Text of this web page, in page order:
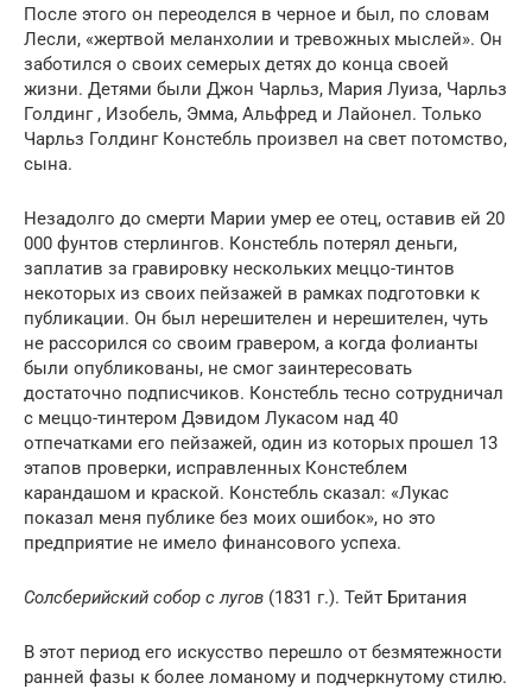
После этого он переоделся в черное и был, по словам
Лесли, «жертвой меланхолии и тревожных мыслей». Он
заботился о своих семерых детях до конца своей
жизни. Детями были Джон Чарльз, Мария Луиза, Чарльз
Голдинг , Изобель, Эмма, Альфред и Лайонел. Только
Чарльз Голдинг Констебль произвел на свет потомство,
сына.
Незадолго до смерти Марии умер ее отец, оставив ей 20
000 фунтов стерлингов. Констебль потерял деньги,
заплатив за гравировку нескольких меццо-тинтов
некоторых из своих пейзажей в рамках подготовки к
публикации. Он был нерешителен и нерешителен, чуть
не рассорился со своим гравером, а когда фолианты
были опубликованы, не смог заинтересовать
достаточно подписчиков. Констебль тесно сотрудничал
с меццо-тинтером Дэвидом Лукасом над 40
отпечатками его пейзажей, один из которых прошел 13
этапов проверки, исправленных Констеблем
карандашом и краской. Констебль сказал: «Лукас
показал меня публике без моих ошибок», но это
предприятие не имело финансового успеха.
Солсберийский собор с лугов (1831 г.). Тейт Британия
В этот период его искусство перешло от безмятежности
ранней фазы к более ломаному и подчеркнутому стилю.